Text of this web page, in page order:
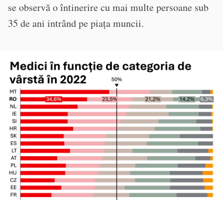
se observă o întinerire cu mai multe persoane sub
35 de ani intrând pe piața muncii.